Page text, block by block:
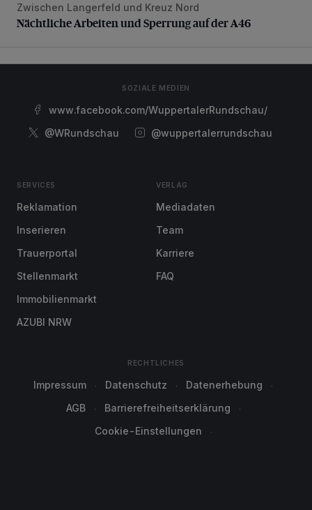
Nächtliche Arbeiten und Sperrung auf der A46
Zwischen Langerfeld und Kreuz Nord
Nächtliche Arbeiten und Sperrung auf der A46
SOZIALE MEDIEN
www.facebook.com/WuppertalerRundschau/
@WRundschau
@wuppertalerrundschau
SERVICES
Reklamation
Inserieren
Trauerportal
Stellenmarkt
Immobilienmarkt
AZUBI NRW
VERLAG
Mediadaten
Team
Karriere
FAQ
RECHTLICHES
Impressum Datenschutz
Datenerhebung
AGB
Barrierefreiheitserklärung
Cookie-Einstellungen